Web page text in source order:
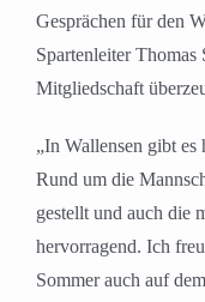
Gesprächen für den
Spartenleiter
Mitgliedschaft
„In Wallensen gibt es
Rund um die
gestellt und auch die
hervorragend. Ich
Sommer auch auf